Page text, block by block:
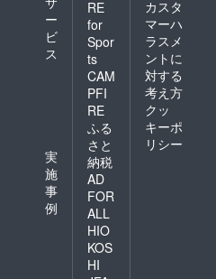
ー
ビ
ス
実
施
事
例
RE
for
Spor
ts
CAM
PFI
RE
ふる
さと
納税
AD
FOR
ALL
HIO
KOS
HI
カスタ
マーハ
ラスメ
ントに
対する
考え方
クッ
キーポ
リシー